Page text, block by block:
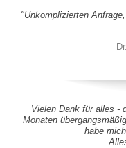
"Unkomplizierten
Vielen Dank für alles -
Monaten
habe